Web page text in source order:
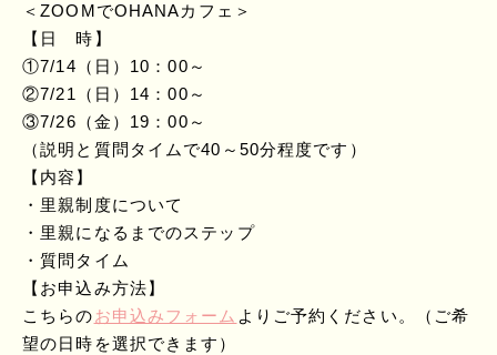
＜ZOOMでOHANAカフェ＞
【日 時】
①7/14（日）10：00～
②7/21（日）14：00～
③7/26（金）19：00～
（説明と質問タイムで40～50分程度です）
【内容】
・里親制度について
・里親になるまでのステップ
・質問タイム
【お申込み方法】
こちらのお申込みフォーム よりご予約ください。（ご希
望の日時を選択できます）